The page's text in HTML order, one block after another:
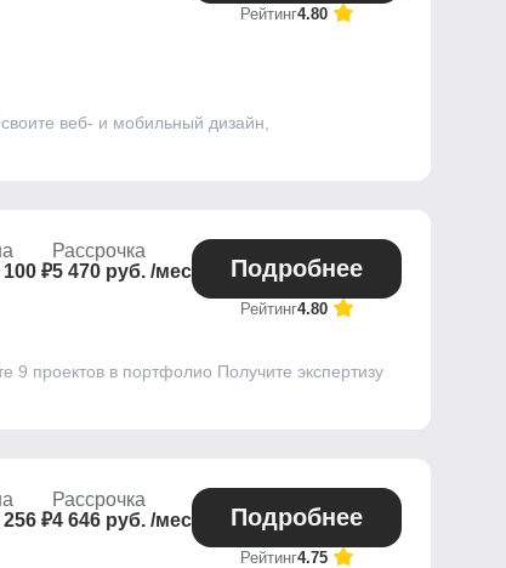
Рейтинг4.80
веб- и мобильный дизайн,
100 ₽
Рассрочка
5 470 руб. /мес
Подробнее
Рейтинг4.80
9 проектов в портфолио Получите экспертизу
256 ₽
Рассрочка
4 646 руб. /мес
Подробнее
Рейтинг4.75